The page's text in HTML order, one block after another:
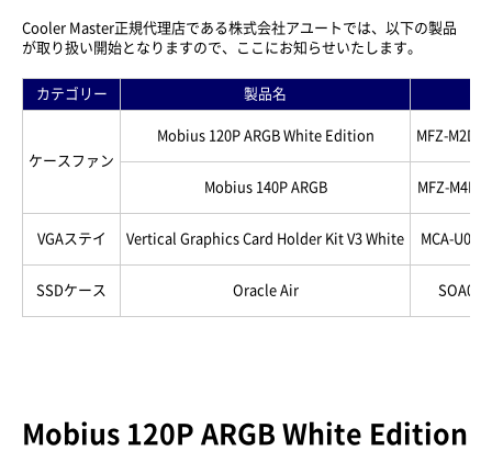
Cooler Master正規代理店である株式会社アユートでは、以下の製品
が取り扱い開始となりますので、ここにお知らせいたします。
カテゴリー 製品名
ケースファン
Mobius 120P ARGB White Edition MFZ-
Mobius 140P ARGB MFZ-
VGAステイ Vertical Graphics Card Holder Kit V3 White MCA-
SSDケース Oracle Air
Mobius 120P ARGB White Edition